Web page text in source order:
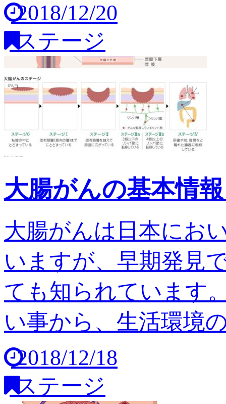
2018/12/20
ステージ
大腸がんの基本情
大腸がんは日本にお
いますが、早期発見
ても知られています
い事から、生活環境
2018/12/18
ステージ